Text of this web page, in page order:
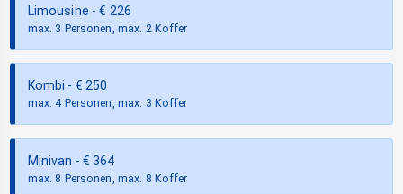
Limousine - € 226
max. 3 Personen, max. 2 Koffer
Kombi - € 250
max. 4 Personen, max. 3 Koffer
Minivan - €364
max. 8 Personen, max. 8 Koffer